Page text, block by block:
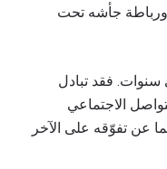
ورباطة جأشه تحت
سنوات. فقد تبادل
الاجتماعي
عن تفوّقه على الآخر